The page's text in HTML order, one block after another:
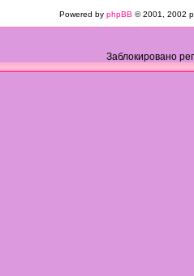
Powered by phpBB © 2001, 2002
Заблокировано